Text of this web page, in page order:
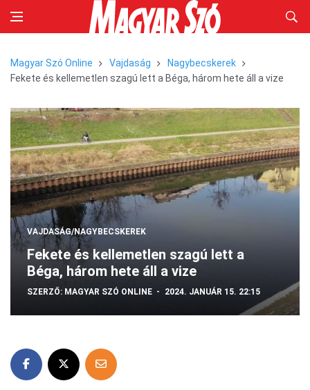
Magyar Szó Online Vajdaság
Nagybecskerek
Fekete és kellemetlen szagú lett a Béga, három hete áll a vize
VAJDASÁG/NAGYBECSKEREK
Fekete és kellemetlen szagú lett a
Béga, három hete áll a vize
SZERZŐ: MAGYAR SZÓ ONLINE 2024. JANUÁR 15. 22:15